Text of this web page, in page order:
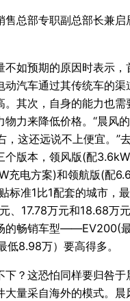
售总部专职副总部长兼启
不如预期的原因时表示，
动汽车通过其传统车的渠
。其次，自身的能力也需
物力来降低价格。“晨风
，这还远说不上便宜。”
个版本，领风版(配3.6kW
充电方案)和领航版(配
标准1比1配套的城市，
、17.78万元和18.68万
的畅销车型——EV200(
低8.98万）要高得多。
下？这恐怕同样要归咎于
大量采自海外的模式。晨